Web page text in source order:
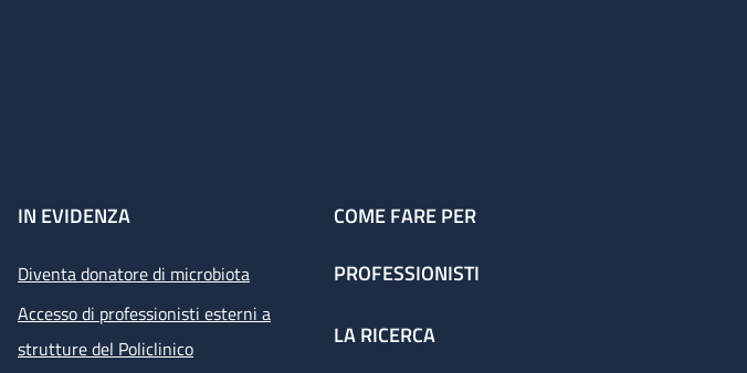
IN EVIDENZA
Diventa donatore di microbiota
Accesso di professionisti esterni a
strutture del Policlinico
COME FARE PER
PROFESSIONISTI
LA RICERCA